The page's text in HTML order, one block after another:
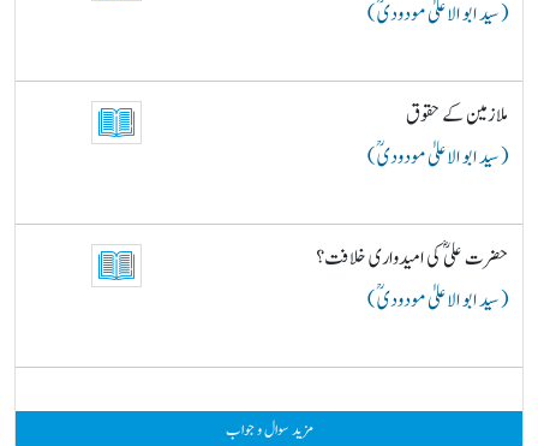
( سید ابو الاعلیٰ مودودیؒ )
ملازمین کے حقوق
( سید ابو الاعلیٰ مودودیؒ )
حضرت علیؓ کی امیدواری خلافت؟
( سید ابو الاعلیٰ مودودیؒ )
مزید سوال و جواب